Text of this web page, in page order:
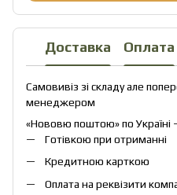
Доставка Оплата
Самовивіз зі складу але
менеджером
«Нововю поштою» по Україні
Готівкою при отриманні
Кредитною карткою
Оплата на реквізити